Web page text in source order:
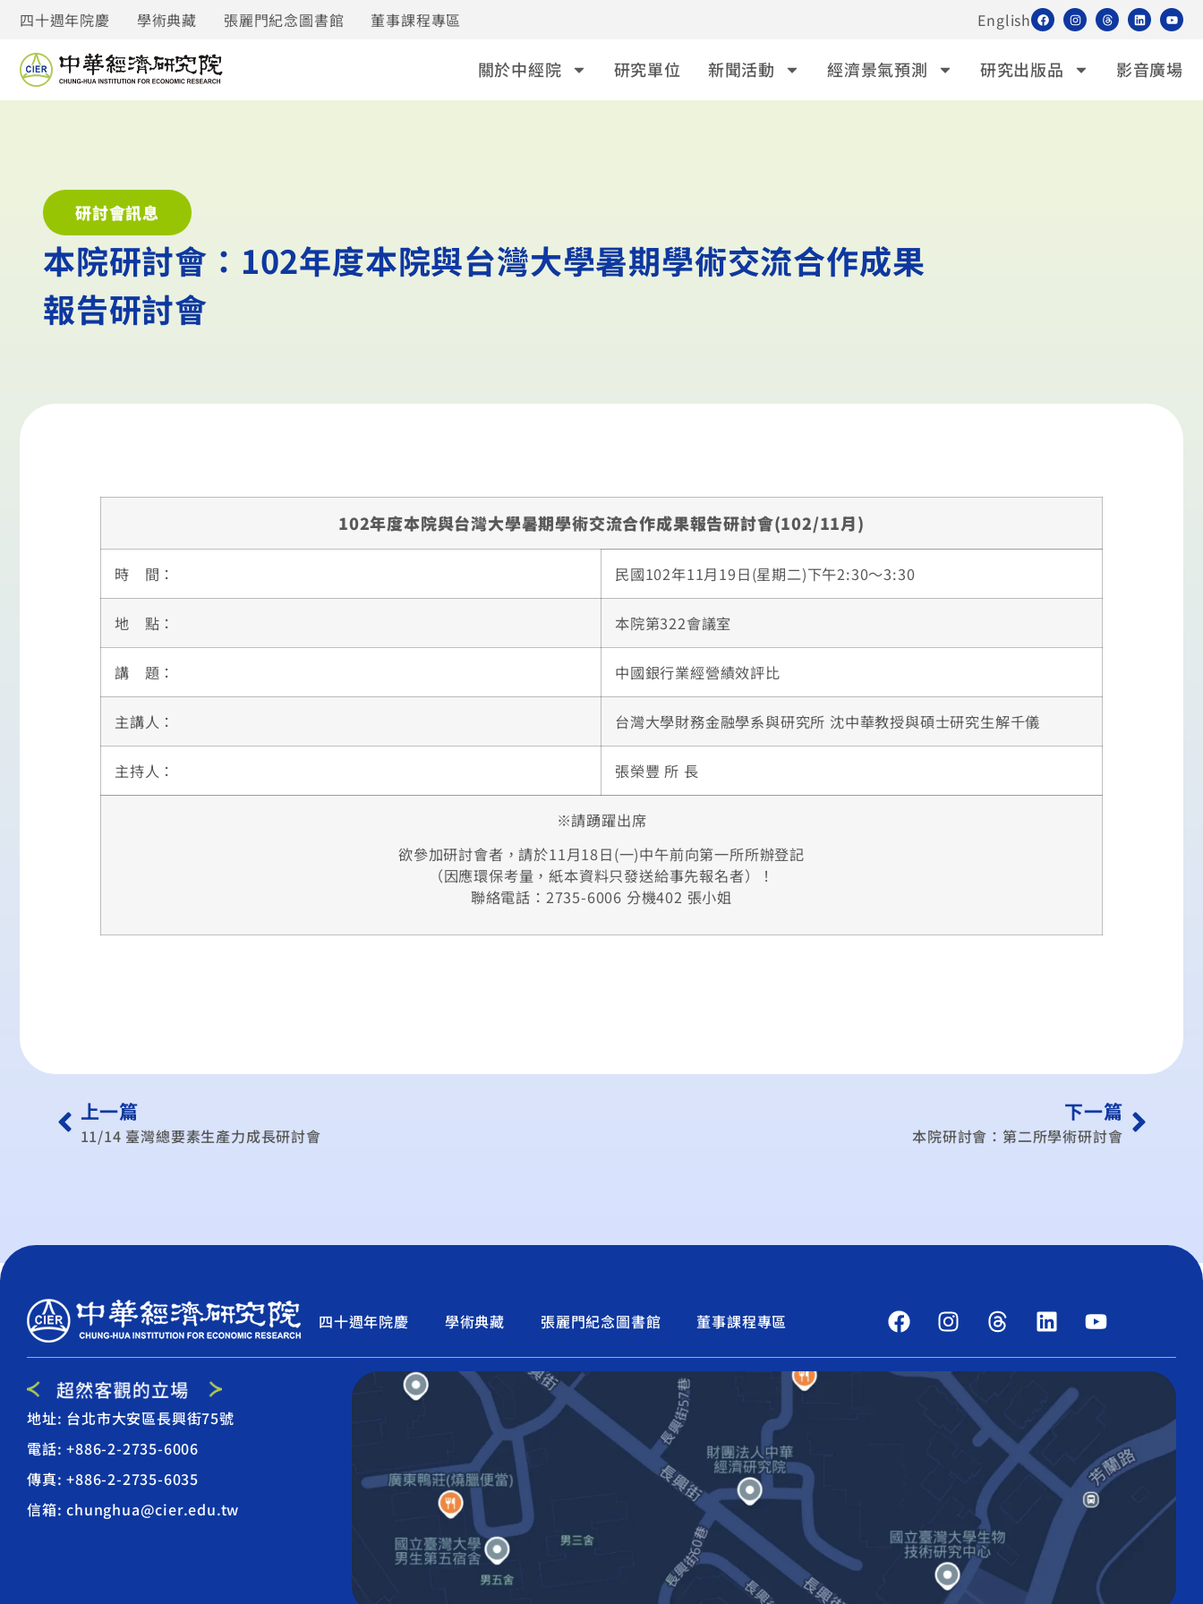
四十週年院慶 學術典藏 張麗門紀念圖書館 董事課程專區 English
關於中經院 研究單位 新聞活動 經濟景氣預測 研究出版品 影音廣場
研討會訊息
本院研討會：102年度本院與台灣大學暑期學術交流合作成果
報告研討會
102年度本院與台灣大學暑期學術交流合作成果報告研討會(102/11月)
時 間： 民國102年11月19日(星期二)下午2:30～3:30
地 點： 本院第322會議室
講 題： 中國銀行業經營績效評比
主講人： 台灣大學財務金融學系與研究所 沈中華教授與碩士研究生解千儀
主持人： 張榮豐 所 長
※請踴躍出席
欲參加研討會者，請於11月18日(一)中午前向第一所所辦登記
（因應環保考量，紙本資料只發送給事先報名者）！
聯絡電話：2735-6006 分機402 張小姐
上一篇
11/14 臺灣總要素生產力成長研討會
下一篇
本院研討會：第二所學術研討會
四十週年院慶 學術典藏 張麗門紀念圖書館 董事課程專區
地址: 台北市大安區長興街75號
電話: +886-2-2735-6006
傳真: +886-2-2735-6035
信箱: chunghua@cier.edu.tw